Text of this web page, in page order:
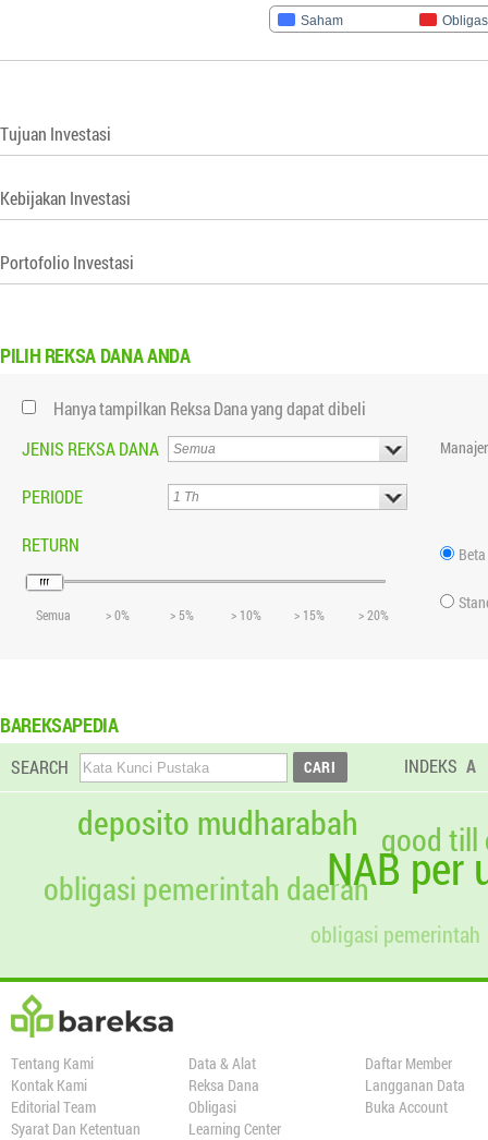
Saham
Tujuan Investasi
Kebijakan Investasi
Portofolio Investasi
PILIH REKSA DANA ANDA
Hanya tampilkan Reksa Dana yang dapat dibeli
JENIS REKSA DANA
PERIODE
RETURN
Semua > 0% > 5% > 10% > 15% > 20%
Beta
BAREKSAPEDIA
SEARCH INDEKS A
NAB per
deposito mudharabah
obligasi pemerintah
obligasi pemerintah daerah
good till
Tentang Kami
Kontak Kami
Editorial Team
Syarat Dan Ketentuan
Data & Alat
Reksa Dana
Obligasi
Learning Center
Daftar Member
Langganan Data
Buka Account